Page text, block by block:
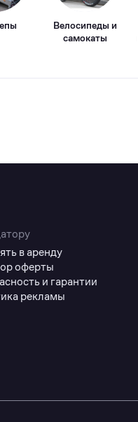
Велосипеды и
самокаты
в аренду
оферты
и гарантии
рекламы